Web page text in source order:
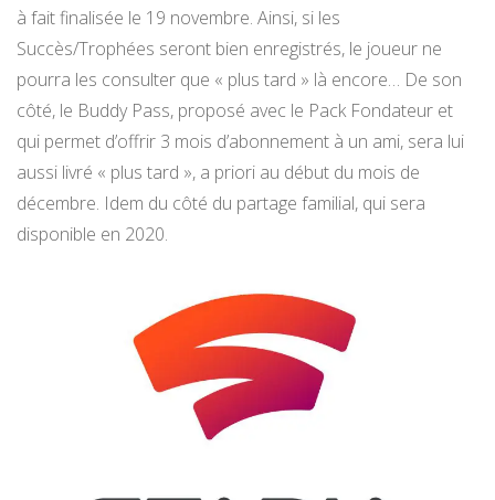
à fait finalisée le 19 novembre. Ainsi, si les
Succès/Trophées seront bien enregistrés, le joueur ne
pourra les consulter que « plus tard » là encore… De son
côté, le Buddy Pass, proposé avec le Pack Fondateur et
qui permet d’offrir 3 mois d’abonnement à un ami, sera lui
aussi livré « plus tard », a priori au début du mois de
décembre. Idem du côté du partage familial, qui sera
disponible en 2020.